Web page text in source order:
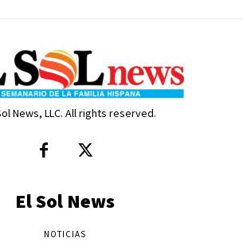
News, LLC. All rights reserved.
El Sol News
NOTICIAS